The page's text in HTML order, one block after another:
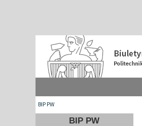
BIP PW
BIP PW